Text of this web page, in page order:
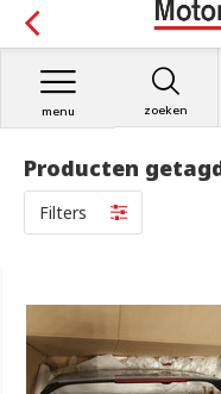
zoeken
menu
Producten
Filters